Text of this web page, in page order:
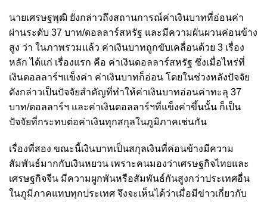
นายเศรษฐพุฒิ ยังกล่าวถึงสถานการณ์ค่าเงินบาทที่อ่อนค่า
ผ่านระดับ 37 บาท/ดอลลาร์สหรัฐ และมีความผันผวนค่อนข้าง
สูง ว่า ในภาพรวมแล้ว ค่าเงินบาทถูกขับเคลื่อนด้วย 3 เรื่อง
หลัก ได้แก่ เรื่องแรก คือ ค่าเงินดอลลาร์สหรัฐ ซึ่งเมื่อไหร่ที่
เงินดอลลาร์ฯแข็งค่า ค่าเงินบาทก็อ่อน โดยในช่วงหลังปัจจัย
ดังกล่าวเป็นปัจจัยสำคัญที่ทำให้ค่าเงินบาทอ่อนค่าทะลุ 37
บาท/ดอลลาร์ฯ และค่าเงินดอลลาร์ฯที่แข็งค่าขึ้นนั้น ก็เป็น
ปัจจัยที่กระทบต่อค่าเงินทุกสกุลในภูมิภาคเช่นกัน
เรื่องที่สอง ขณะนี้เงินบาทเป็นสกุลเงินที่ค่อนข้างมีความ
สัมพันธ์มากกับเงินหยวน เพราะคนมองว่าเศรษฐกิจไทยและ
เศรษฐกิจจีน มีความผูกพันหรือสัมพันธ์กันสูงกว่าประเทศอื่น
ในภูมิภาคแทบทุกประเทศ จึงจะเห็นได้ว่าเมื่อมีข่าวเกี่ยวกับ